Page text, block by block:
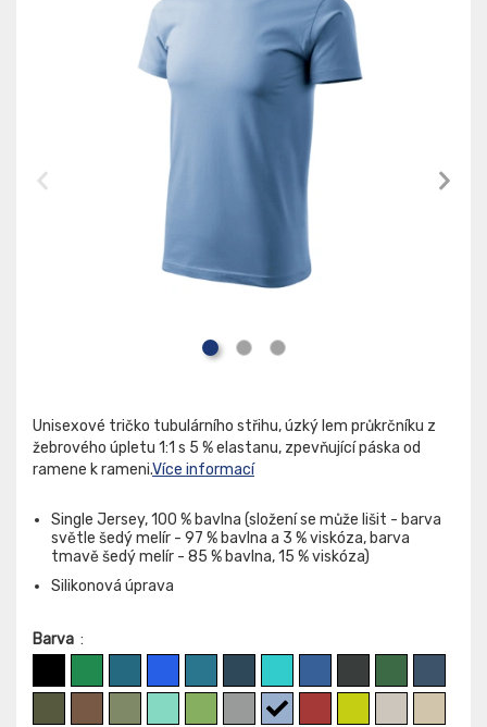
Unisexové tričko tubulárního střihu, úzký lem průkrčníku z
žebrového úpletu 1:1 s 5 % elastanu, zpevňující páska od
ramene k rameni.Více informací
Single Jersey, 100 % bavlna (složení se může lišit - barva
světle šedý melír - 97 % bavlna a 3 % viskóza, barva
tmavě šedý melír - 85 % bavlna, 15 % viskóza)
Silikonová úprava
Barva :